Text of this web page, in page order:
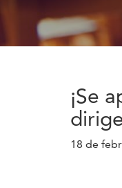
¡Se
18 de